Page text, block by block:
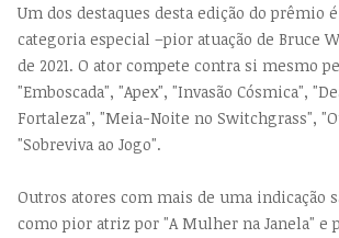
Um dos destaques desta edição do prêmio
categoria especial –pior atuação de Bruce
de 2021. O ator compete contra si mesmo
"Emboscada", "Apex", "Invasão Cósmica",
Fortaleza", "Meia-Noite no Switchgrass",
"Sobreviva ao Jogo".
Outros atores com mais de uma indicação
como pior atriz por "A Mulher na Janela" e